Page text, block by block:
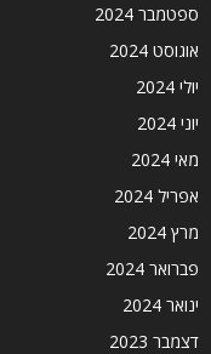
ספטמבר 2024
אוגוסט 2024
יולי 2024
יוני 2024
מאי 2024
אפריל 2024
מרץ 2024
פברואר 2024
ינואר 2024
דצמבר 2023